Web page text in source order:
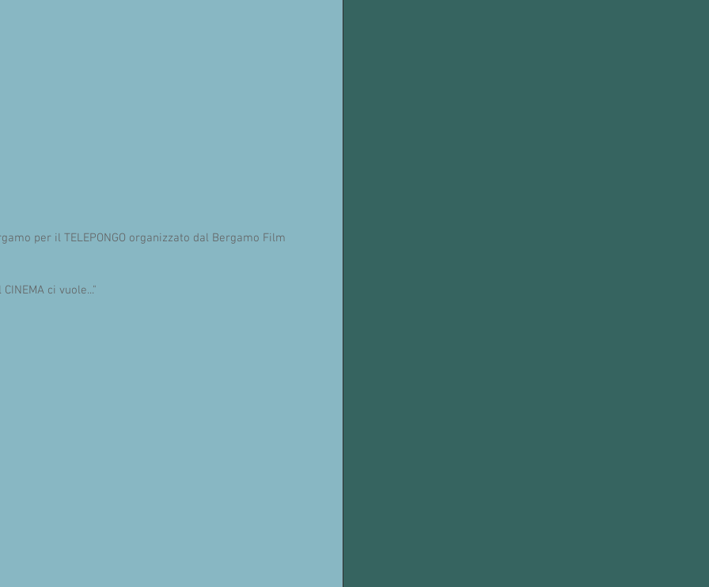
per il TELEPONGO organizzato dal Bergamo Film
ci vuole..."